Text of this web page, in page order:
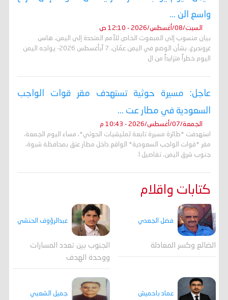
واسع الن ...
السبت/08/أغسطس/2026 - 12:10 ص
بيان منسوب إلى المبعوث الخاص للأمم المتحدة إلى اليمن، هانس
غروندبرغ، بشأن الوضع في اليمن عمّان، 7 آبأغسطس 2026- يواجه اليمن
اليوم خطراً متزايداً من ال
عاجل: مسيرة حوثية تستهدف مقر قوات الواجب
السعودية في مطار عت ...
الجمعة/07/أغسطس/2026 - 10:43 م
استهدفت *طائرة مسيرة تابعة لمليشيات الحوثي*، مساء اليوم الجمعة،
مقر *قوات الواجب السعودية* الواقع داخل مطار عتق بمحافظة شبوة،
جنوب شرق اليمن. تفاصيل ا
كتابات واقلام
فضل الجعدي
الضالع وكسر المعادلة
عبدالرؤوف الحنشي
الجنوب بين تعدد المسارات
ووحدة الهدف
عماد باحميش جميل الشعبي